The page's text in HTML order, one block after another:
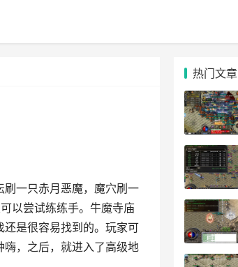
一只赤月恶魔，魔穴刷一
以尝试练练手。牛魔寺庙
是很容易找到的。玩家可
，之后，就进入了高级地
热门文章